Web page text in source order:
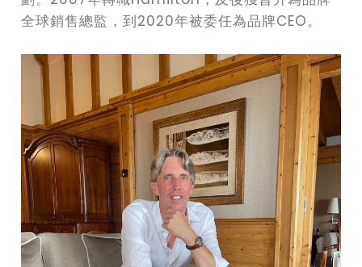
全球銷售總監，到2020年被委任為品牌CEO。